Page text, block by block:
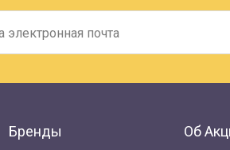
Бренды
Об